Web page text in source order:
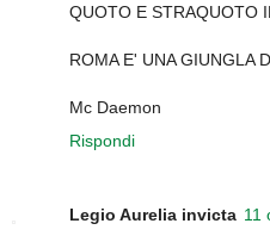
QUOTO E STRAQUOTO
ROMA E' UNA GIUNGLA
Mc Daemon
Rispondi
Legio Aurelia invicta 11